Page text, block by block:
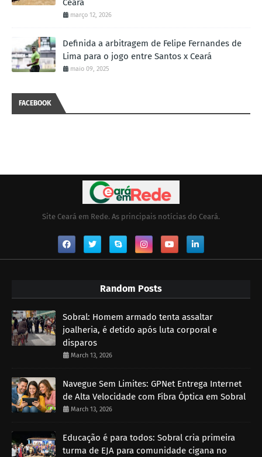
Ceará
março 12, 2026
Definida a arbitragem de Felipe Fernandes de
Lima para o jogo entre Santos x Ceará
maio 09, 2025
FACEBOOK
Site Ceará em Rede. As principais notícias do Ceará.
Random Posts
Sobral: Homem armado tenta assaltar
joalheria, é detido após luta corporal e
disparos
March 13, 2026
Navegue Sem Limites: GPNet Entrega Internet
de Alta Velocidade com Fibra Óptica em Sobral
March 13, 2026
Educação é para todos: Sobral cria primeira
turma de EJA para comunidade cigana no